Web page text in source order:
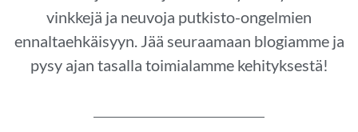
vinkkejä ja neuvoja putkisto-ongelmien
ennaltaehkäisyyn. Jää seuraamaan blogiamme ja
pysy ajan tasalla toimialamme kehityksestä!